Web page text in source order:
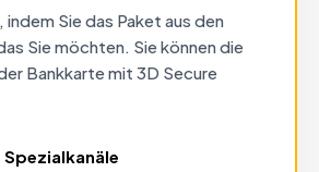
Sie das Paket aus den
Sie möchten. Sie können die
Bankkarte mit 3D Secure
Spezialkanäle